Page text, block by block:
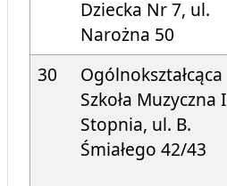
Dziecka Nr 7, ul.
Narożna 50
30
Ogólnokształcąca
Szkoła Muzyczna I
Stopnia, ul. B.
Śmiałego 42/43